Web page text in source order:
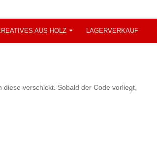
AUS HOLZ LAGERVERKAUF
verschickt. Sobald der Code vorliegt,